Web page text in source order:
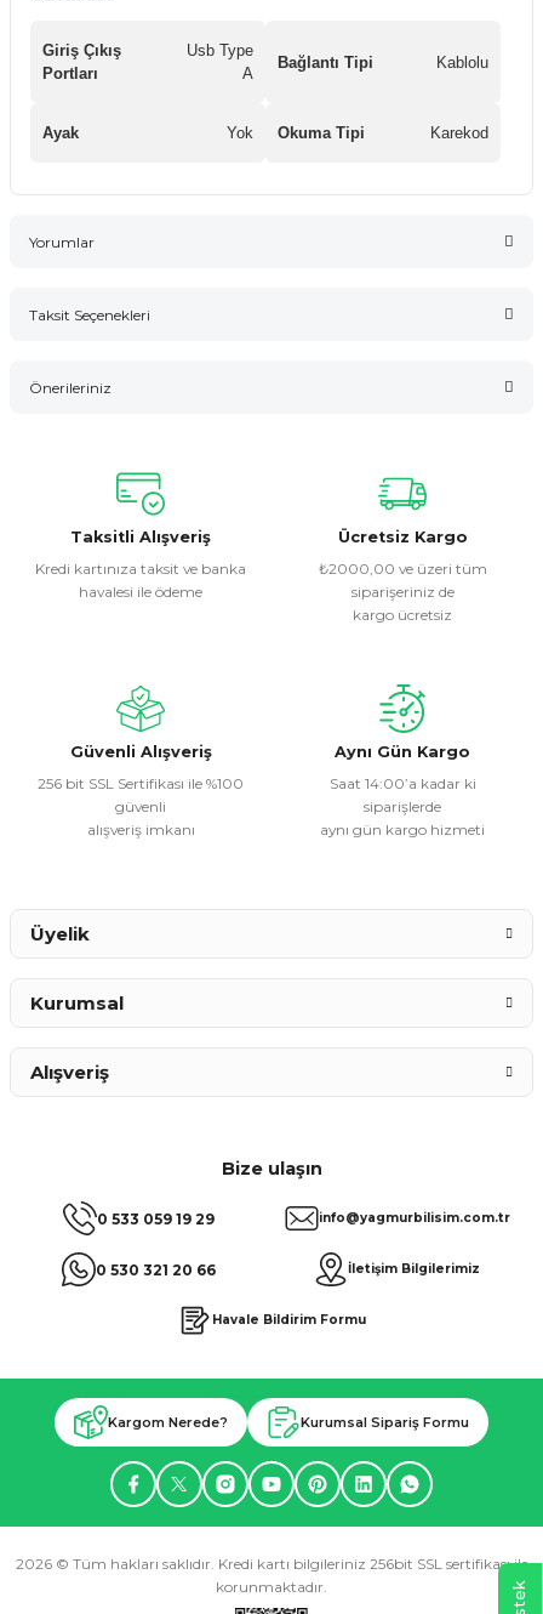
Giriş Çıkış
Portları
Usb Type
A
Bağlantı Tipi Kablolu
Ayak Yok Okuma Tipi Karekod
Yorumlar
Taksit Seçenekleri
Önerileriniz
konularda yetersiz gördüğünüz noktaları öneri formunu
kullanarak tarafımıza iletebilirsiniz.
Görüş ve önerileriniz için teşekkür ederiz.
Ürün resmi kalitesiz, bozuk veya görüntülenemiyor.
Ürün fiyatı diğer sitelerden daha pahalı.
Bu ürüne benzer farklı alternatifler olmalı.
Taksitli Alışveriş
Kredi kartınıza taksit ve banka
havalesi ile ödeme
Ücretsiz Kargo
₺2000,00 ve üzeri tüm
siparişeriniz de
kargo ücretsiz
Güvenli Alışveriş
256 bit SSL Sertifikası ile %100
güvenli
alışveriş imkanı
Aynı Gün Kargo
Saat 14:00’a kadar ki
siparişlerde
aynı gün kargo hizmeti
Bize ulaşın
0 533 059 19 29
0 530 321 20 66
info@yagmurbilisim.com.tr
İletişim Bilgilerimiz
Havale Bildirim Formu
Üyelik
Kurumsal
Alışveriş
Kargom Nerede? Kurumsal Sipariş Formu
2026 © Tüm hakları saklıdır. Kredi kartı bilgileriniz 256bit SSL sertifikası ile
korunmaktadır.